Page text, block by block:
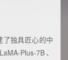
了独具匠心的中
Plus-7B、